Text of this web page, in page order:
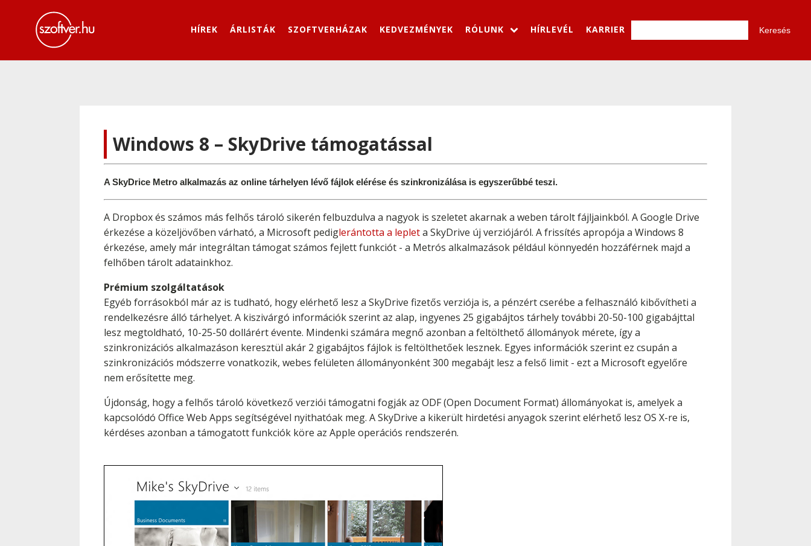
HÍREK ÁRLISTÁK SZOFTVERHÁZAK KEDVEZMÉNYEK RÓLUNK HÍRLEVÉL KARRIER
Windows 8 – SkyDrive támogatással
A SkyDrice Metro alkalmazás az online tárhelyen lévő fájlok elérése és szinkronizálása is egyszerűbbé teszi.
A Dropbox és számos más felhős tároló sikerén felbuzdulva a nagyok is szeletet akarnak a weben tárolt fájljainkból. A Google Drive
érkezése a közeljövőben várható, a Microsoft pediglerántotta a lepleta SkyDrive új verziójáról. A frissítés apropója a Windows 8
érkezése, amely már integráltan támogat számos fejlett funkciót - a Metrós alkalmazások például könnyedén hozzáférnek majd a
felhőben tárolt adatainkhoz.
Prémium szolgáltatások
Egyéb forrásokból már az is tudható, hogy elérhető lesz a SkyDrive fizetős verziója is, a pénzért cserébe a felhasználó kibővítheti a
rendelkezésre álló tárhelyet. A kiszivárgó információk szerint az alap, ingyenes 25 gigabájtos tárhely további 20-50-100 gigabájttal
lesz megtoldható, 10-25-50 dollárért évente. Mindenki számára megnő azonban a feltölthető állományok mérete, így a
szinkronizációs alkalmazáson keresztül akár 2 gigabájtos fájlok is feltölthetőek lesznek. Egyes információk szerint ez csupán a
szinkronizációs módszerre vonatkozik, webes felületen állományonként 300 megabájt lesz a felső limit - ezt a Microsoft egyelőre
nem erősítette meg.
Újdonság, hogy a felhős tároló következő verziói támogatni fogják az ODF (Open Document Format) állományokat is, amelyek a
kapcsolódó Office Web Apps segítségével nyithatóak meg. A SkyDrive a kikerült hirdetési anyagok szerint elérhető lesz OS X-re is,
kérdéses azonban a támogatott funkciók köre az Apple operációs rendszerén.